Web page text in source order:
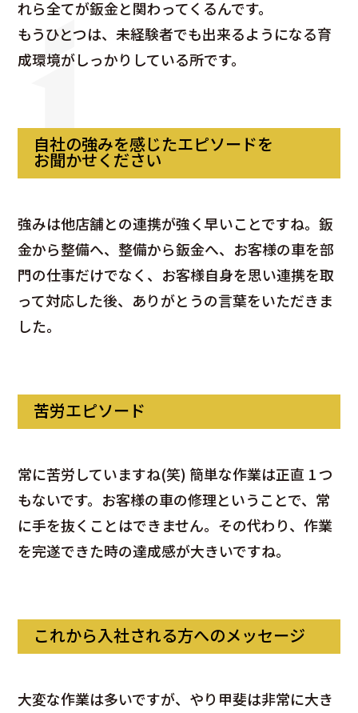
れら全てが鈑金と関わってくるんです。
もうひとつは、未経験者でも出来るようになる育
成環境がしっかりしている所です。
自社の強みを感じたエピソードを
お聞かせください
強みは他店舗との連携が強く早いことですね。鈑
金から整備へ、整備から鈑金へ、お客様の車を部
門の仕事だけでなく、お客様自身を思い連携を取
って対応した後、ありがとうの言葉をいただきま
した。
苦労エピソード
常に苦労していますね(笑) 簡単な作業は正直 1 つ
もないです。お客様の車の修理ということで、常
に手を抜くことはできません。その代わり、作業
を完遂できた時の達成感が大きいですね。
これから入社される方へのメッセージ
大変な作業は多いですが、やり甲斐は非常に大き